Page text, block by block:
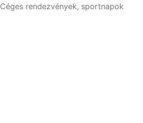
Céges rendezvények, sportnapok